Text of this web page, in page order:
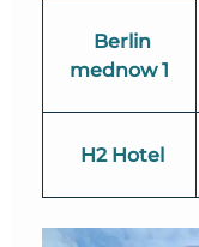
Berlin
mednow 1
H2 Hotel